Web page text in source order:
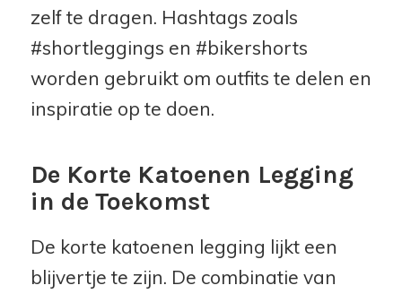
zelf te dragen. Hashtags zoals
#shortleggings en #bikershorts
worden gebruikt om outfits te delen en
inspiratie op te doen.
De Korte Katoenen Legging
in de Toekomst
De korte katoenen legging lijkt een
blijvertje te zijn. De combinatie van